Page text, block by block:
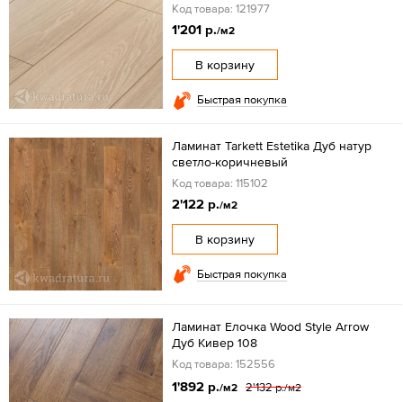
Код товара: 121977
1'201 р./м2
В корзину
Быстрая покупка
Ламинат Tarkett Estetika Дуб натур
светло-коричневый
Код товара: 115102
2'122 р./м2
В корзину
Быстрая покупка
Ламинат Елочка Wood Style Arrow
Дуб Кивер 108
Код товара: 152556
1'892 р./м2 2'132 р./м2